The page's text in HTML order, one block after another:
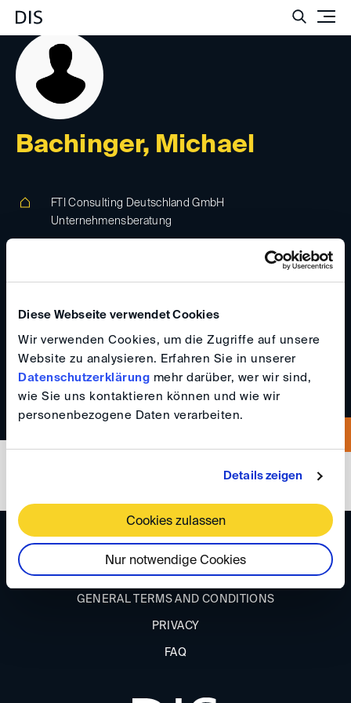
Diese Webseite verwendet Cookies
Wir verwenden Cookies, um die Zugriffe auf unsere
Website zu analysieren. Erfahren Sie in unserer
Datenschutzerklärung mehr darüber, wer wir sind,
wie Sie uns kontaktieren können und wie wir
personenbezogene Daten verarbeiten.
Details zeigen
Cookies zulassen
Nur notwendige Cookies
Bachinger, Michael
FTI Consulting Deutschland GmbH
Unternehmensberatung
Maximilianstrasse 35, 80539, München, Germany
www.fticonsulting.com
016097902116
DIRECTIONS
IMPRINT
GENERAL TERMS AND CONDITIONS
PRIVACY
FAQ